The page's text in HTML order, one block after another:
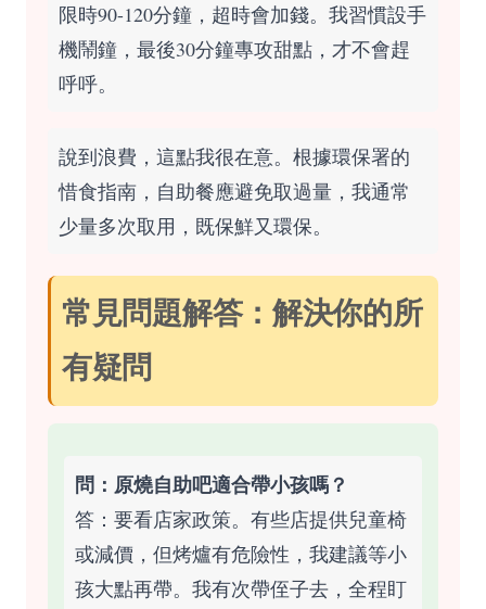
限時90-120分鐘，超時會加錢。我習慣設手
機鬧鐘，最後30分鐘專攻甜點，才不會趕
呼呼。
說到浪費，這點我很在意。根據環保署的
惜食指南 ，自助餐應避免取過量，我通常
少量多次取用，既保鮮又環保。
常見問題解答：解決你的所
有疑問
問：原燒自助吧適合帶小孩嗎？
答：要看店家政策。有些店提供兒童椅
或減價，但烤爐有危險性，我建議等小
孩大點再帶。我有次帶侄子去，全程盯